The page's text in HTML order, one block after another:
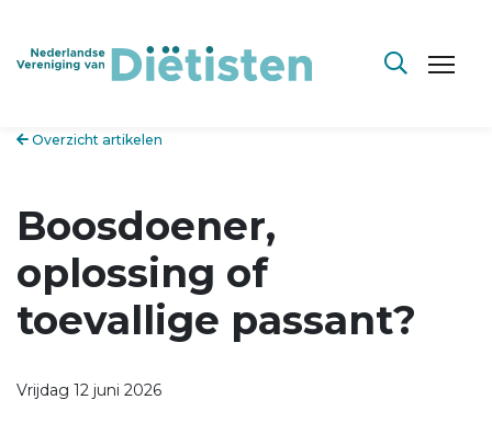
Overzicht artikelen
Boosdoener,
oplossing of
toevallige passant?
Vrijdag 12 juni 2026